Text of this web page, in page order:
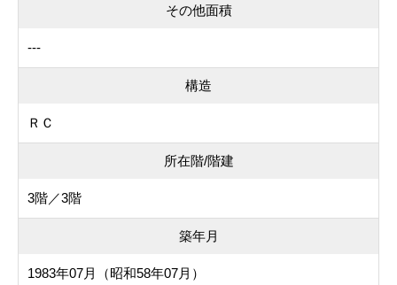
その他面積
---
構造
ＲＣ
所在階/階建
3階／3階
築年月
1983年07月（昭和58年07月）